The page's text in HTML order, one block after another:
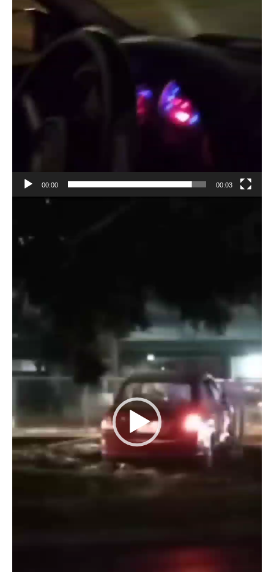
00:00 00:03
Reproductor